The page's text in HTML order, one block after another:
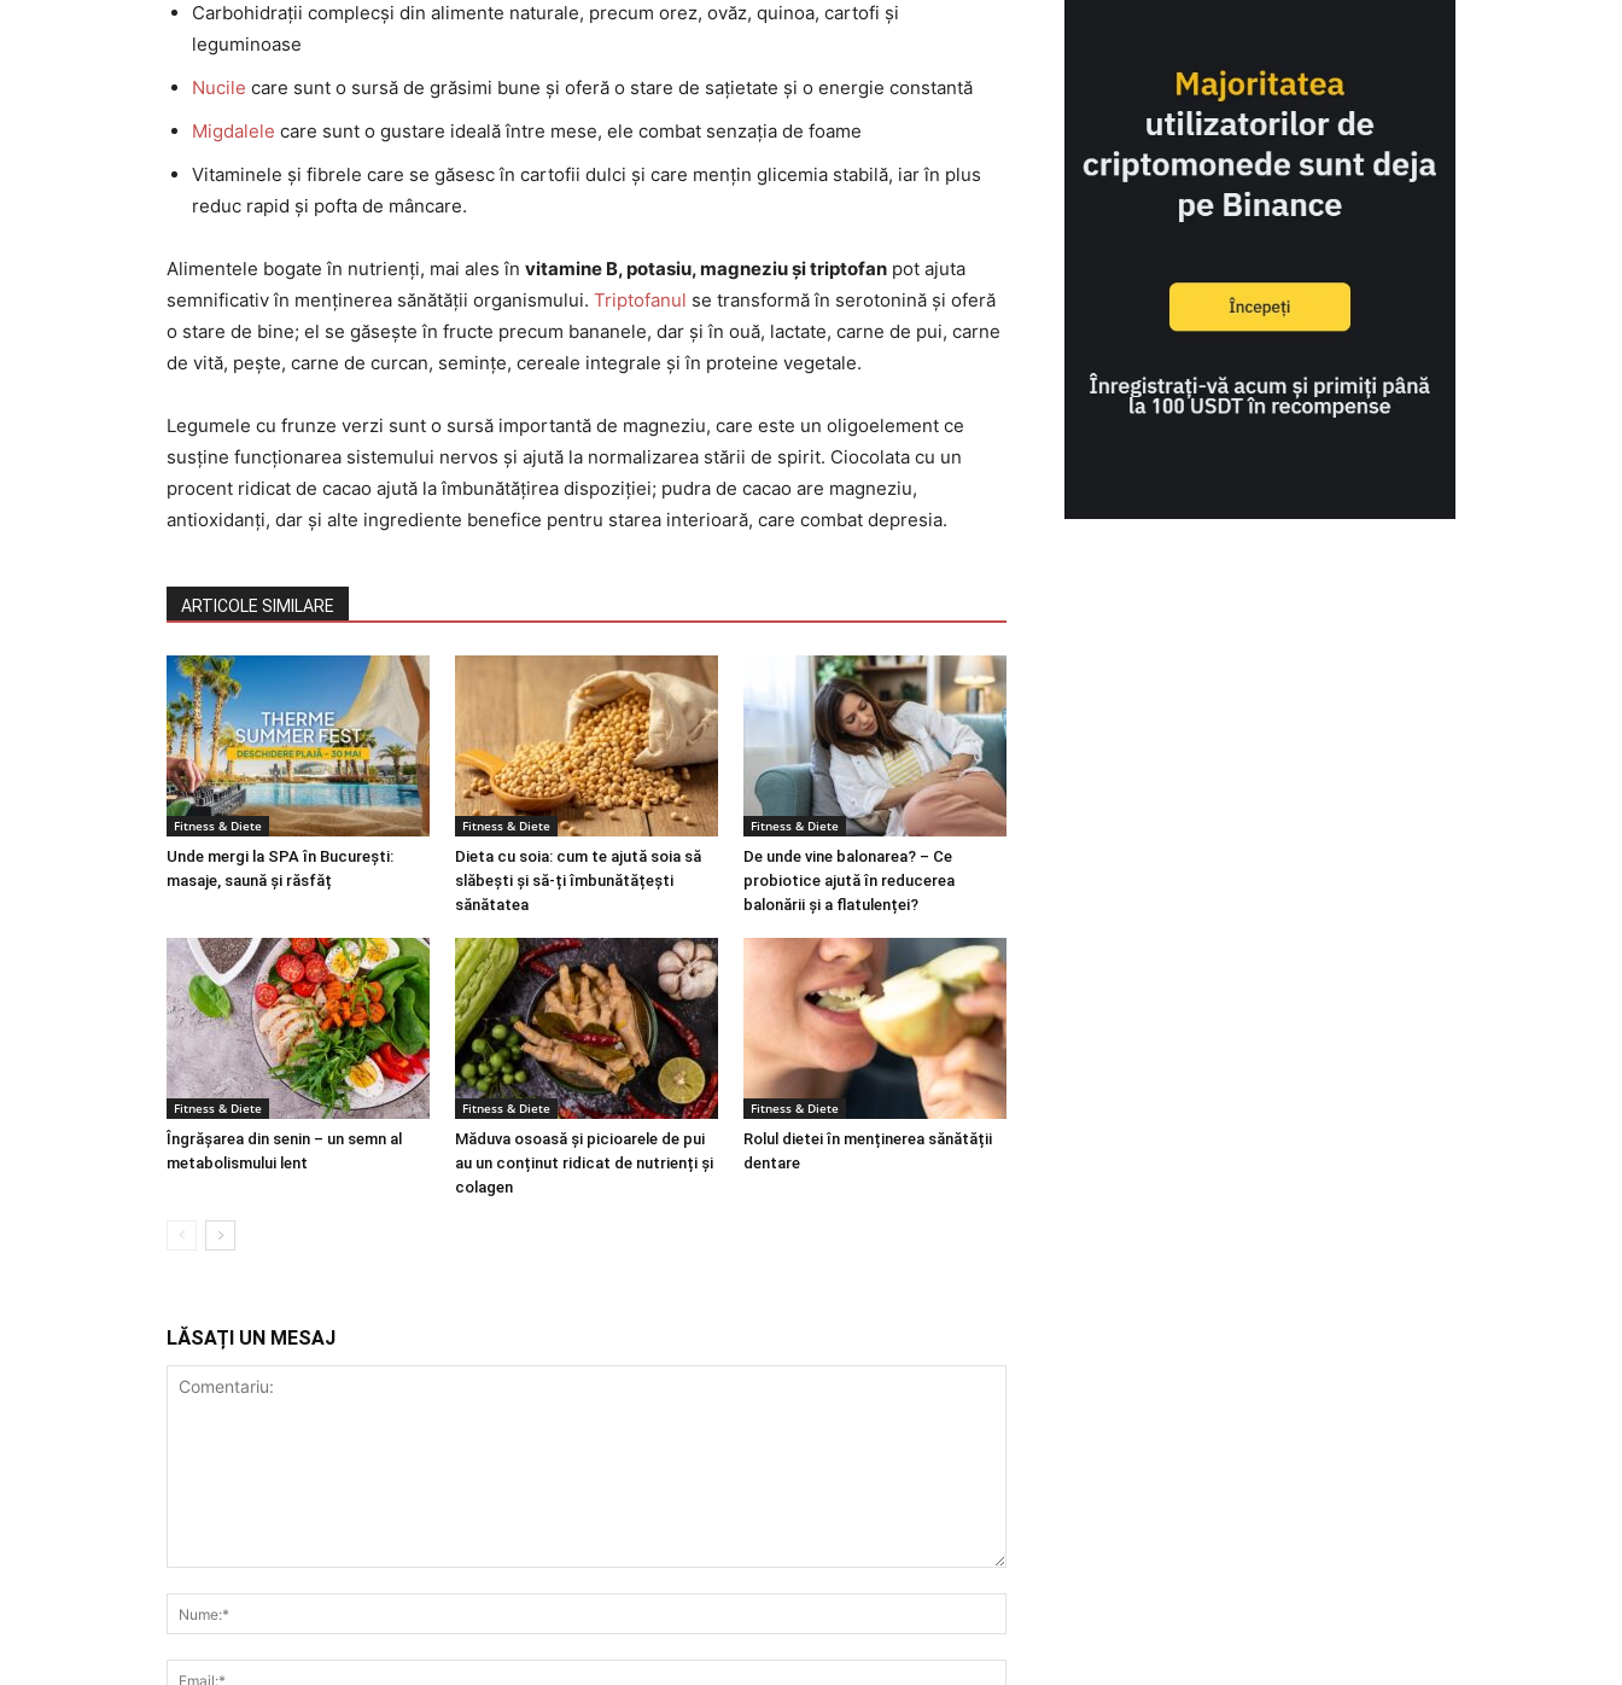
Carbohidrații complecși din alimente naturale, precum orez, ovăz, quinoa, cartofi și
leguminoase
Nucile care sunt o sursă de grăsimi bune și oferă o stare de sațietate și o energie constantă
Migdalele care sunt o gustare ideală între mese, ele combat senzația de foame
Vitaminele și fibrele care se găsesc în cartofii dulci și care mențin glicemia stabilă, iar în plus
reduc rapid și pofta de mâncare.
Alimentele bogate în nutrienți, mai ales în vitamine B, potasiu, magneziu și triptofan pot ajuta
semnificativ în menținerea sănătății organismului. Triptofanul se transformă în serotonină și oferă
o stare de bine; el se găsește în fructe precum bananele, dar și în ouă, lactate, carne de pui, carne
de vită, pește, carne de curcan, semințe, cereale integrale și în proteine vegetale.
Legumele cu frunze verzi sunt o sursă importantă de magneziu, care este un oligoelement ce
susține funcționarea sistemului nervos și ajută la normalizarea stării de spirit. Ciocolata cu un
procent ridicat de cacao ajută la îmbunătățirea dispoziției; pudra de cacao are magneziu,
antioxidanți, dar și alte ingrediente benefice pentru starea interioară, care combat depresia.
ARTICOLE SIMILARE
Fitness & Diete
Unde mergi la SPA în București:
masaje, saună și răsfăț
Fitness & Diete
Dieta cu soia: cum te ajută soia să
slăbești și să-ți îmbunătățești
sănătatea
Fitness & Diete
De unde vine balonarea? – Ce
probiotice ajută în reducerea
balonării și a flatulenței?
Fitness & Diete
Îngrășarea din senin – un semn al
metabolismului lent
Fitness & Diete
Măduva osoasă și picioarele de pui
au un conținut ridicat de nutrienți și
colagen
Fitness & Diete
Rolul dietei în menținerea sănătății
dentare
LĂSAȚI UN MESAJ